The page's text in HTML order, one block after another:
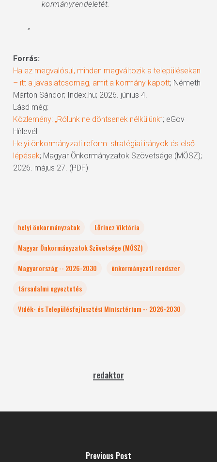
kormányrendeletét.
”
Forrás:
Ha ez megvalósul, minden megváltozik a településeken
– itt a javaslatcsomag, amit a kormány kapott; Németh
Márton Sándor; Index.hu; 2026. június 4.
Lásd még:
Közlemény: „Rólunk ne döntsenek nélkülünk”; eGov
Hírlevél
Helyi önkormányzati reform: stratégiai irányok és első
lépések; Magyar Önkormányzatok Szövetsége (MÖSZ);
2026. május 27. (PDF)
helyi önkormányzatok
Lőrincz Viktória
Magyar Önkormányzatok Szövetsége (MÖSZ)
Magyarország -- 2026-2030
önkormányzati rendszer
társadalmi egyeztetés
Vidék- és Településfejlesztési Minisztérium -- 2026-2030
redaktor
Previous Post